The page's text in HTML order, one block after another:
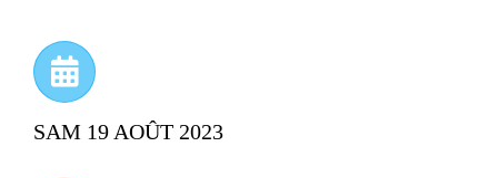
SAM 19 AOÛT 2023